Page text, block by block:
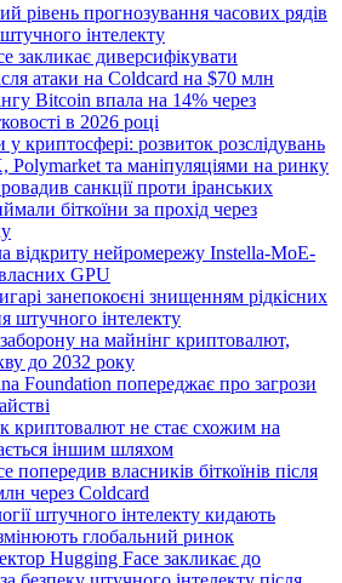
рівень прогнозування часових рядів
інтелекту
закликає диверсифікувати
атаки на Coldcard на $70 млн
Bitcoin впала на 14% через
в 2026 році
криптосфері: розвиток розслідувань
Polymarket та маніпуляціями на ринку
санкції проти іранських
біткоїни за прохід через
відкриту нейромережу Instella-MoE-
GPU
занепокоєні знищенням рідкісних
штучного інтелекту
на майнінг криптовалют,
до 2032 року
Foundation попереджає про загрози
криптовалют не стає схожим на
іншим шляхом
попередив власників біткоїнів після
через Coldcard
штучного інтелекту кидають
глобальний ринок
Hugging Face закликає до